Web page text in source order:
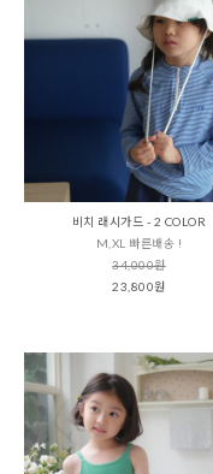
비치 래시가드 - 2 COLOR
M,XL 빠른배송 !
34,000원
23,800원